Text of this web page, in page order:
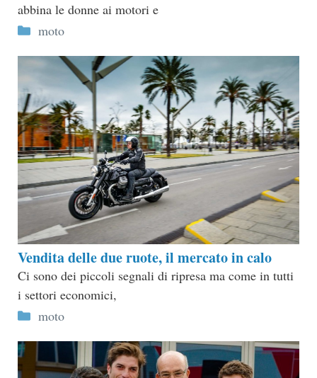
abbina le donne ai motori e
Categorie
moto
Vendita delle due ruote, il mercato in calo
Ci sono dei piccoli segnali di ripresa ma come in tutti
i settori economici,
Categorie
moto